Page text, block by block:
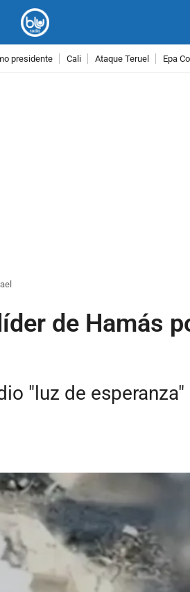
presidente Cali Ataque Teruel Epa
de Hamás
"luz de